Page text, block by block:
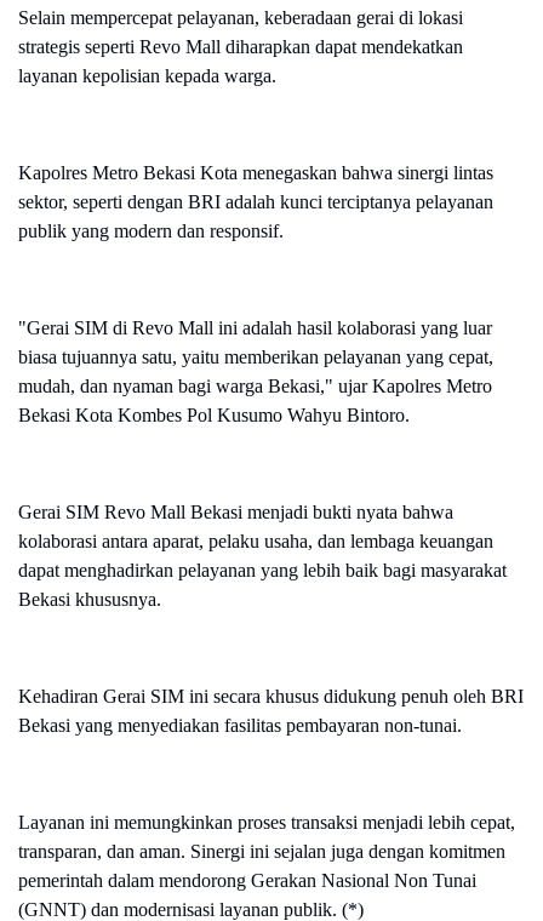
Selain mempercepat pelayanan, keberadaan gerai di lokasi
strategis seperti Revo Mall diharapkan dapat mendekatkan
layanan kepolisian kepada warga.
Kapolres Metro Bekasi Kota menegaskan bahwa sinergi lintas
sektor, seperti dengan BRI adalah kunci terciptanya pelayanan
publik yang modern dan responsif.
"Gerai SIM di Revo Mall ini adalah hasil kolaborasi yang luar
biasa tujuannya satu, yaitu memberikan pelayanan yang cepat,
mudah, dan nyaman bagi warga Bekasi," ujar Kapolres Metro
Bekasi Kota Kombes Pol Kusumo Wahyu Bintoro.
Gerai SIM Revo Mall Bekasi menjadi bukti nyata bahwa
kolaborasi antara aparat, pelaku usaha, dan lembaga keuangan
dapat menghadirkan pelayanan yang lebih baik bagi masyarakat
Bekasi khususnya.
Kehadiran Gerai SIM ini secara khusus didukung penuh oleh BRI
Bekasi yang menyediakan fasilitas pembayaran non-tunai.
Layanan ini memungkinkan proses transaksi menjadi lebih cepat,
transparan, dan aman. Sinergi ini sejalan juga dengan komitmen
pemerintah dalam mendorong Gerakan Nasional Non Tunai
(GNNT) dan modernisasi layanan publik. (*)